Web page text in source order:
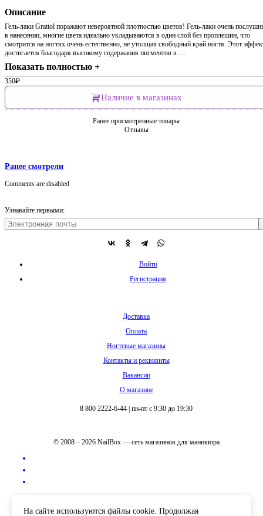
Описание
Гель-лаки Grattol поражают невероятной плотностью цветов! Гель-лаки очень
в нанесении, многие цвета идеально укладываются в один слой без проплешин, что
смотрится на ногтях очень естественно, не утолщая свободный край ногтя. Этот
достигается благодаря высокому содержания пигментов в …
Показать полностью +
350₽
Наличие в магазинах
Ранее просмотренные товары
Отзывы
Ранее смотрели
Comments are disabled
Узнавайте первыми:
Войти
Регистрация
Доставка
Оплата
Ногтевые магазины
Контакты и реквизиты
Вакансии
О магазине
8 800 2222-6-44 пн-пт с 9:30 до 19:30
© 2008 – 2026 NailBox — сеть магазинов для маникюра
На сайте используются файлы cookie. Продолжая